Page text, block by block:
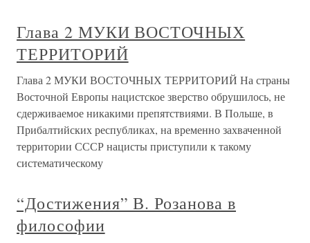
Глава 2 МУКИ ВОСТОЧНЫХ
ТЕРРИТОРИЙ
Глава 2 МУКИ ВОСТОЧНЫХ ТЕРРИТОРИЙ На страны
Восточной Европы нацистское зверство обрушилось, не
сдерживаемое никакими препятствиями. В Польше, в
Прибалтийских республиках, на временно захваченной
территории СССР нацисты приступили к такому
систематическому
“Достижения” В. Розанова в
философии